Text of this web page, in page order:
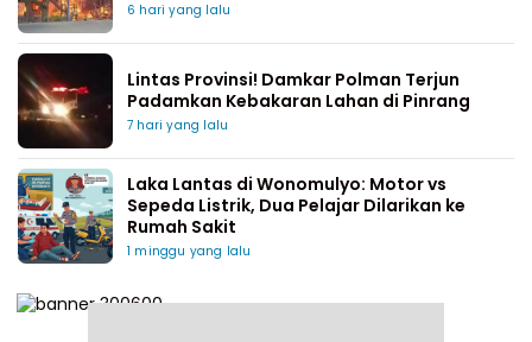
6 hari yang lalu
Lintas Provinsi! Damkar Polman Terjun
Padamkan Kebakaran Lahan di Pinrang
7 hari yang lalu
Laka Lantas di Wonomulyo: Motor vs
Sepeda Listrik, Dua Pelajar Dilarikan ke
Rumah Sakit
1 minggu yang lalu